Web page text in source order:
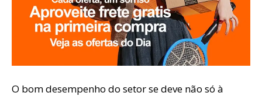
O bom desempenho do setor se deve não só à